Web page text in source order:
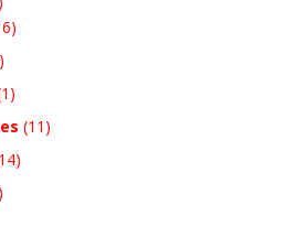
(11)